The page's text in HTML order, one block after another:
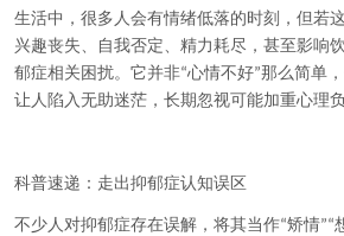
生活中，很多人会有情绪低落的时刻，但若
兴趣丧失、自我否定、精力耗尽，甚至影响
郁症相关困扰。它并非“心情不好”那么简单
让人陷入无助迷茫，长期忽视可能加重心理负
科普速递：走出抑郁症认知误区
不少人对抑郁症存在误解，将其当作“矫情”“